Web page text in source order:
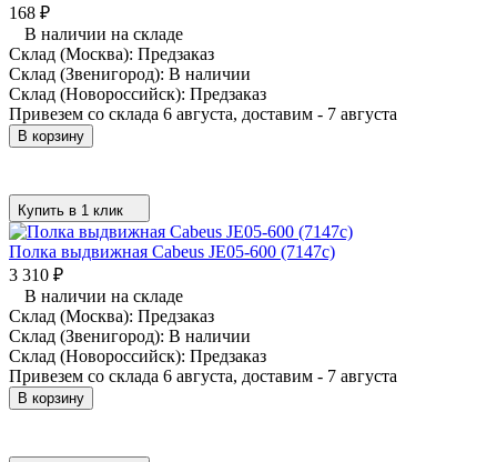
168 ₽
В наличии на складе
Склад (Москва): Предзаказ
Склад (Звенигород): В наличии
Склад (Новороссийск): Предзаказ
Привезем со склада 6 августа, доставим - 7 августа
В корзину
Купить в 1 клик
Полка выдвижная Cabeus JE05-600 (7147c)
3 310 ₽
В наличии на складе
Склад (Москва): Предзаказ
Склад (Звенигород): В наличии
Склад (Новороссийск): Предзаказ
Привезем со склада 6 августа, доставим - 7 августа
В корзину